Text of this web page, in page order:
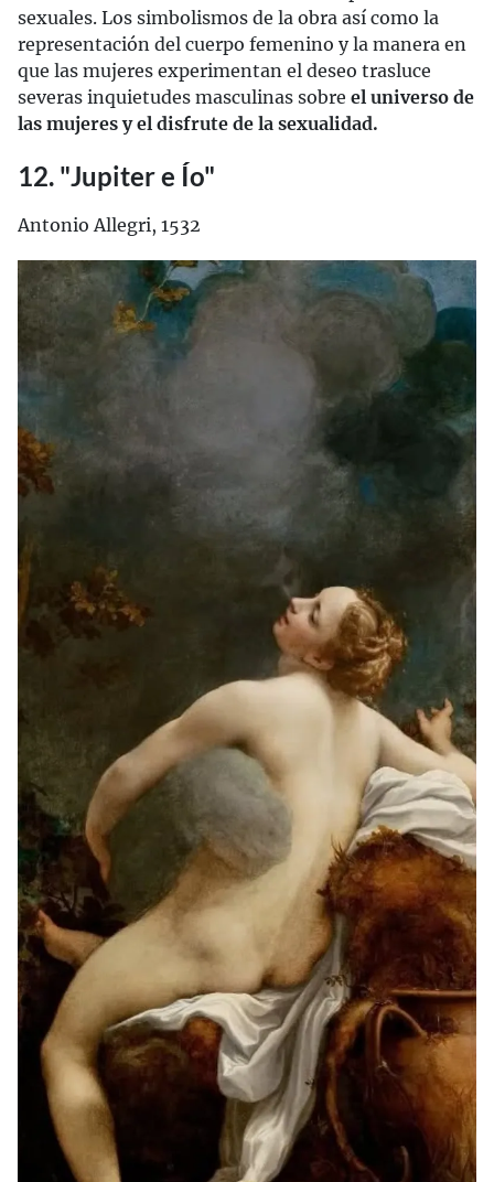
sexuales. Los simbolismos de la obra así como la
representación del cuerpo femenino y la manera en
que las mujeres experimentan el deseo trasluce
severas inquietudes masculinas sobre el universo de
las mujeres y el disfrute de la sexualidad.
12. "Jupiter e Ío"
Antonio Allegri, 1532